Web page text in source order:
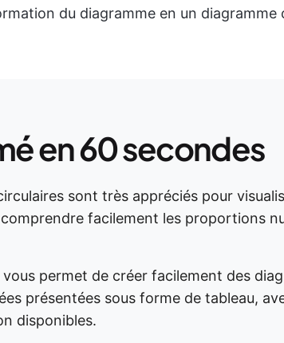
du diagramme en un diagramme
en 60 secondes
sont très appréciés pour
facilement les proportions
vous permet de créer facilement des
présentées sous forme de tableau,
disponibles.